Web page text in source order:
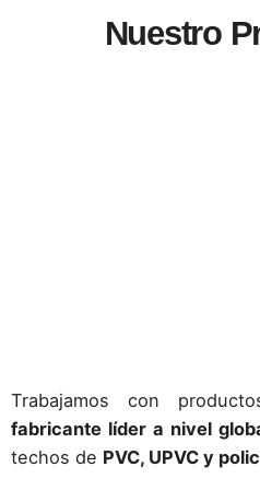
Nuestro
Trabajamos con
fabricante líder a nivel
techos de PVC, UPVC y